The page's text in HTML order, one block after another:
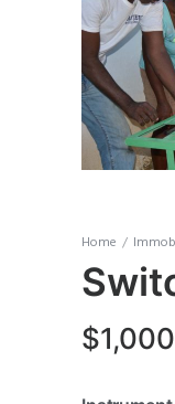
Home /
$